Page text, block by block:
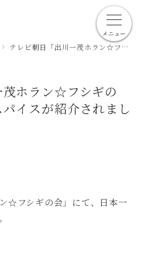
テレビ朝日「出川一茂ホラン☆フシギの会」にて、日本一スパイスが紹介されました。
ホラン☆フシギの
イスが紹介されまし
☆フシギの会」にて、日本一
メニュー